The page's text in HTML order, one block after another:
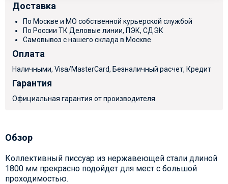
Доставка
По Москве и МО собственной курьерской службой
По России ТК Деловые линии, ПЭК, СДЭК
Самовывоз с нашего склада в Москве
Оплата
Наличными, Visa/MasterCard, Безналичный расчет, Кредит
Гарантия
Официальная гарантия от производителя
Обзор
Коллективный писсуар из нержавеющей стали длиной
1800 мм прекрасно подойдет для мест с большой
проходимостью.